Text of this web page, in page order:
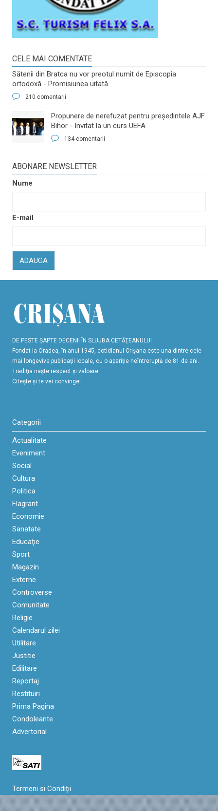
CELE MAI COMENTATE
Sătenii din Bratca nu vor preotul numit de Episcopia
ortodoxă - Promisiunea uitată
210 comentarii
​Propunere de nerefuzat pentru preşedintele AJF
Bihor - Invitat la un curs UEFA
134 comentarii
ABONARE NEWSLETTER
Nume
E-mail
ADAUGA
DE PESTE ŞAPTE DECENII ÎN SLUJBA CETĂŢEANULUI
Fondat la Oradea, în anul 1945, cotidianul Crişana este una dintre cele
mai longevive publicaţii locale, cu o apariţie neîntreruptă de 81 de ani.
Tradiţia naşte respect şi valoare.
Citeşte şi te vei convinge!
Categorii
Actualitate
Eveniment
Social
Cultura
Politica
Flagrant
Economie
Sanatate
Educaţie
Sport
Magazin
Externe
Controverse
Comunitate
Religie
Calendarul zilei
Utilitare
Justitie
Edilitare
Reportaj
Restituiri
Prima Pagina
Condoleante
Advertorial
Termeni si Condiții